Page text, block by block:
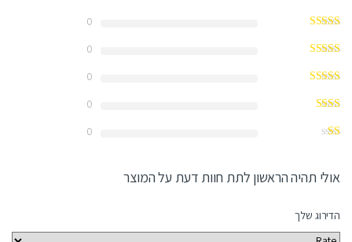
0
0
0
0
0
אולי תהיה הראשון לתת חוות דעת על המוצר
הדירוג שלך